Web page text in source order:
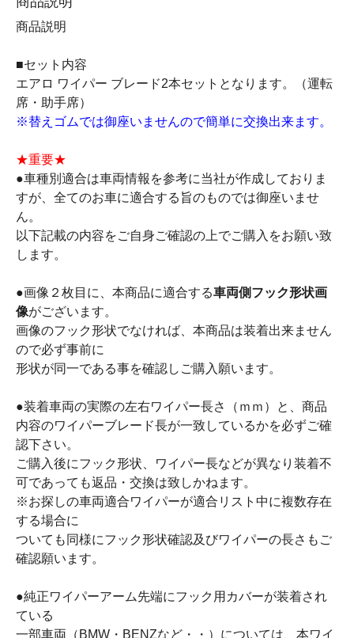
商品説明
■セット内容
エアロ ワイパー ブレード2本セットとなります。（運転
席・助手席）
※替えゴムでは御座いませんので簡単に交換出来ます。
★重要★
●車種別適合は車両情報を参考に当社が作成しておりま
すが、全てのお車に適合する旨のものでは御座いませ
ん。
以下記載の内容をご自身ご確認の上でご購入をお願い致
します。
●画像２枚目に、本商品に適合する車両側フック形状画
像がございます。
画像のフック形状でなければ、本商品は装着出来ません
ので必ず事前に
形状が同一である事を確認しご購入願います。
●装着車両の実際の左右ワイパー長さ（ｍｍ）と、商品
内容のワイパーブレード長が一致しているかを必ずご確
認下さい。
ご購入後にフック形状、ワイパー長などが異なり装着不
可であっても返品・交換は致しかねます。
※お探しの車両適合ワイパーが適合リスト中に複数存在
する場合に
ついても同様にフック形状確認及びワイパーの長さもご
確認願います。
●純正ワイパーアーム先端にフック用カバーが装着され
ている
一部車両（BMW・BENZなど・・）については、本ワイ